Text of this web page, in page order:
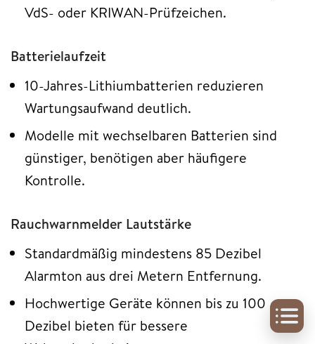
VdS- oder KRIWAN-Prüfzeichen.
Batterielaufzeit
10-Jahres-Lithiumbatterien reduzieren
Wartungsaufwand deutlich.
Modelle mit wechselbaren Batterien sind
günstiger, benötigen aber häufigere
Kontrolle.
Rauchwarnmelder Lautstärke
Standardmäßig mindestens 85 Dezibel
Alarmton aus drei Metern Entfernung.
Hochwertige Geräte können bis zu 100
Dezibel bieten für bessere